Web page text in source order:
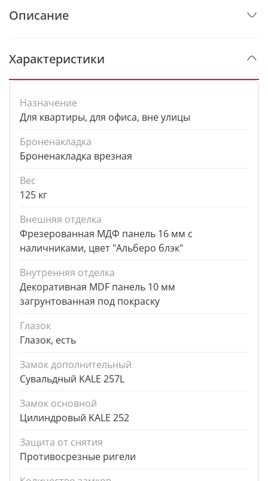
Описание
Характеристики
Назначение
Для квартиры, для офиса, вне улицы
Броненакладка
Броненакладка врезная
Вес
125 кг
Внешняя отделка
Фрезерованная МДФ панель 16 мм с
наличниками, цвет "Альберо блэк"
Внутренняя отделка
Декоративная MDF панель 10 мм
загрунтованная под покраску
Глазок
Глазок, есть
Замок дополнительный
Сувальдный KALE 257L
Замок основной
Цилиндровый KALE 252
Защита от снятия
Противосрезные ригели